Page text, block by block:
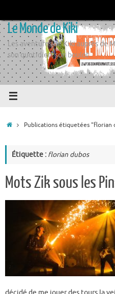
contenu
Le Monde de Kiki
Les aventures de Kiki auprès de
son quotidien, son boulot
AccueilPublications étiquetées "florian
Étiquette : florian dubos
Mots Zik sous les